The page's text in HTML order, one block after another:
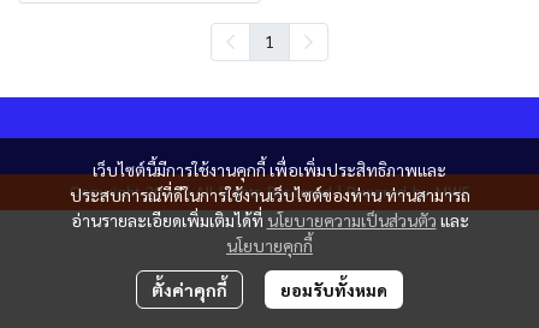
1
เว็บไซต์นี้มีการใช้งานคุกกี้ เพื่อเพิ่มประสิทธิภาพและ
ประสบการณ์ที่ดีในการใช้งานเว็บไซต์ของท่าน ท่านสามารถ
อ่านรายละเอียดเพิ่มเติมได้ที่ นโยบายความเป็นส่วนตัว และ
นโยบายคุกกี้
ตั้งค่าคุกกี้ ยอมรับทั้งหมด
Copyright 2024 | All Rights Reserved | Powered by MWE